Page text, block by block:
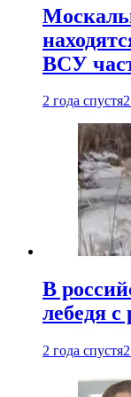
ВСУ
2 года спустя
В
лебедя
2 года спустя